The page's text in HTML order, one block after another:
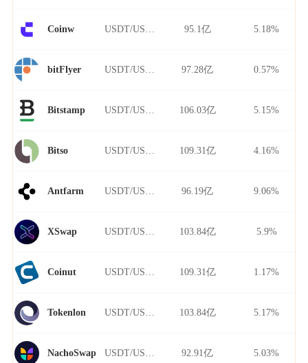
Coinw 95.1亿 5.18%
bitFlyer 97.28亿 0.57%
Bitstamp 106.03亿 5.15%
Bitso 109.31亿 4.16%
Antfarm 96.19亿 9.06%
XSwap 103.84亿 5.9%
Coinut 109.31亿 1.17%
Tokenlon 103.84亿 5.17%
NachoSwap 92.91亿 5.03%